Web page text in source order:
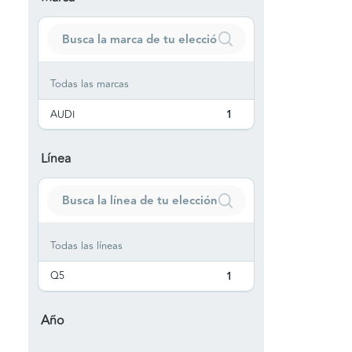
Todas las marcas
AUDI
1
Línea
Todas las líneas
Q5
1
Año